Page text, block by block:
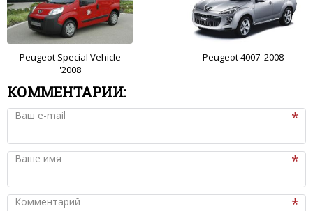
Peugeot Special Vehicle
'2008
Peugeot 4007 '2008
КОММЕНТАРИИ:
Ваш e-mail
Ваше имя
Комментарий